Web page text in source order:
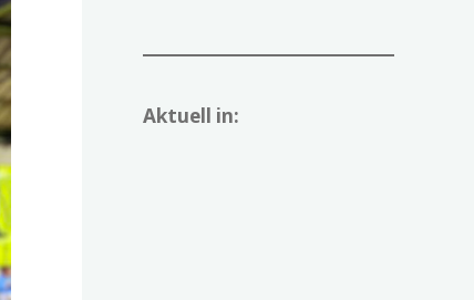
Aktuell in: